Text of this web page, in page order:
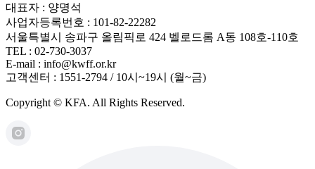
대표자 : 양명석
사업자등록번호 : 101-82-22282
서울특별시 송파구 올림픽로 424 벨로드롬 A동 108호-110호
TEL : 02-730-3037
E-mail : info@kwff.or.kr
고객센터 : 1551-2794 / 10시~19시 (월~금)
Copyright © KFA. All Rights Reserved.